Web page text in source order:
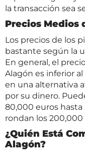
la transacción sea
Precios Medios
Los precios de los
bastante según la
En general, el
Alagón es inferior
en una alternativa
por su dinero.
80,000 euros
rondan los 200,000
¿Quién Está
Alagón?